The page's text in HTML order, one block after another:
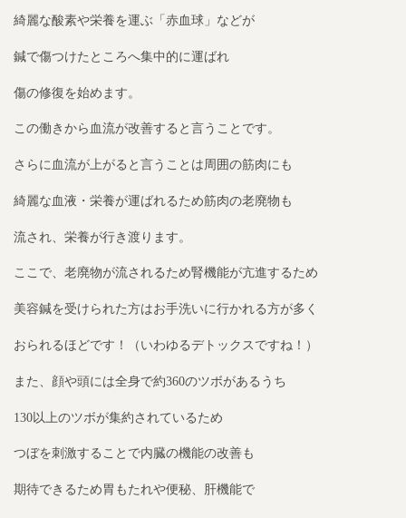
綺麗な酸素や栄養を運ぶ「赤血球」などが
鍼で傷つけたところへ集中的に運ばれ
傷の修復を始めます。
この働きから血流が改善すると言うことです。
さらに血流が上がると言うことは周囲の筋肉にも
綺麗な血液・栄養が運ばれるため筋肉の老廃物も
流され、栄養が行き渡ります。
ここで、老廃物が流されるため腎機能が亢進するため
美容鍼を受けられた方はお手洗いに行かれる方が多く
おられるほどです！（いわゆるデトックスですね！）
また、顔や頭には全身で約360のツボがあるうち
130以上のツボが集約されているため
つぼを刺激することで内臓の機能の改善も
期待できるため胃もたれや便秘、肝機能で